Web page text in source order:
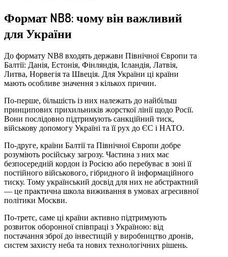
Формат NB8: чому він важливий
для України
До формату NB8 входять держави Північної Європи та
Балтії: Данія, Естонія, Фінляндія, Ісландія, Латвія,
Литва, Норвегія та Швеція. Для України ці країни
мають особливе значення з кількох причин.
По-перше, більшість із них належать до найбільш
принципових прихильників жорсткої лінії щодо Росії.
Вони послідовно підтримують санкційний тиск,
військову допомогу Україні та її рух до ЄС і НАТО.
По-друге, країни Балтії та Північної Європи добре
розуміють російську загрозу. Частина з них має
безпосередній кордон із Росією або перебуває в зоні її
постійного військового, гібридного й інформаційного
тиску. Тому український досвід для них не абстрактний
— це практична школа виживання в умовах агресивної
політики Москви.
По-третє, саме ці країни активно підтримують
розвиток оборонної співпраці з Україною: від
постачання зброї до інвестицій у виробництво дронів,
систем захисту неба та нових технологічних рішень.